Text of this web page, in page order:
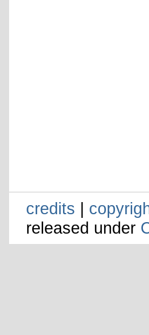
credits |
released under